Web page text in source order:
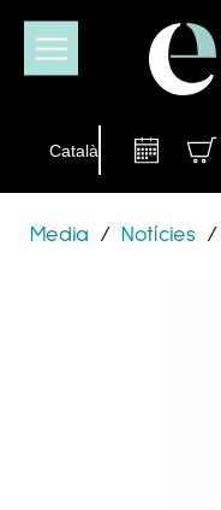
Media / Notícies /